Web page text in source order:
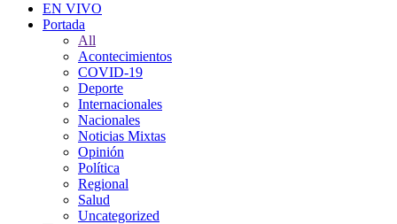
EN VIVO
Portada
All
Acontecimientos
COVID-19
Deporte
Internacionales
Nacionales
Noticias Mixtas
Opinión
Política
Regional
Salud
Uncategorized